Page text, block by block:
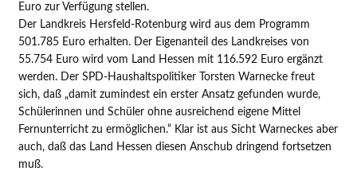
Euro zur Verfügung stellen.
Der Landkreis Hersfeld-Rotenburg wird aus dem Programm
501.785 Euro erhalten. Der Eigenanteil des Landkreises von
55.754 Euro wird vom Land Hessen mit 116.592 Euro ergänzt
werden. Der SPD-Haushaltspolitiker Torsten Warnecke freut
sich, daß „damit zumindest ein erster Ansatz gefunden wurde,
Schülerinnen und Schüler ohne ausreichend eigene Mittel
Fernunterricht zu ermöglichen.“ Klar ist aus Sicht Warneckes aber
auch, daß das Land Hessen diesen Anschub dringend fortsetzen
muß.